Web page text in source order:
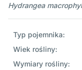
Hydrangea
Typ pojemnika:
Wiek rośliny:
Wymiary rośliny: